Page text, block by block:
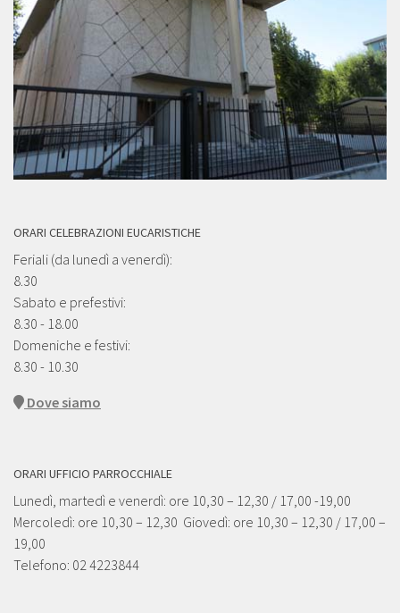
ORARI CELEBRAZIONI EUCARISTICHE
Feriali (da lunedì a venerdì):
8.30
Sabato e prefestivi:
8.30 - 18.00
Domeniche e festivi:
8.30 - 10.30
Dove siamo
ORARI UFFICIO PARROCCHIALE
Lunedì, martedì e venerdì: ore 10,30 – 12,30 / 17,00 -19,00
Mercoledì: ore 10,30 – 12,30 Giovedì: ore 10,30 – 12,30 / 17,00 –
19,00
Telefono: 02 4223844